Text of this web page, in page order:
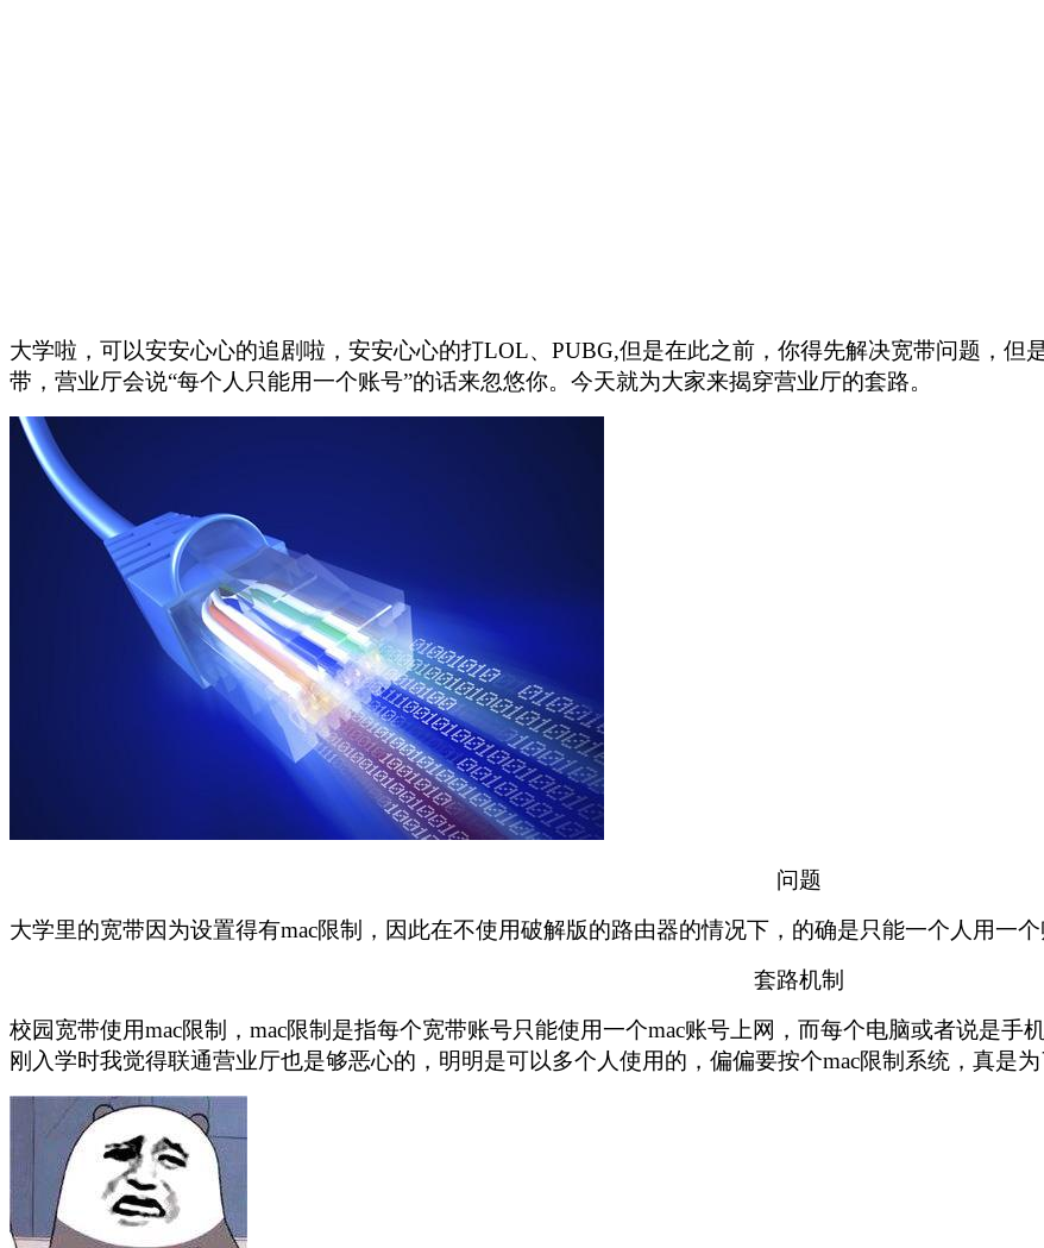
大学啦，可以安安心心的追剧啦，安安心心的打LOL、PUBG,但是在此之前，你得先解决宽带问题，但
带，营业厅会说“每个人只能用一个账号”的话来忽悠你。今天就为大家来揭穿营业厅的套路。
问题
大学里的宽带因为设置得有mac限制，因此在不使用破解版的路由器的情况下，的确是只能一个人用一个
套路机制
校园宽带使用mac限制，mac限制是指每个宽带账号只能使用一个mac账号上网，而每个电脑或者说是手
刚入学时我觉得联通营业厅也是够恶心的，明明是可以多个人使用的，偏偏要按个mac限制系统，真是为